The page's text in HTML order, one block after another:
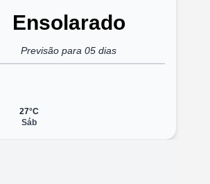
Ensolarado
Previsão para 05 dias
27°C
Sáb